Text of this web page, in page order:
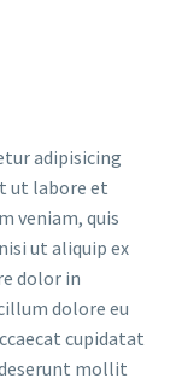
adipisicing
ut labore et
veniam, quis
ut aliquip ex
dolor in
dolore eu
cupidatat
mollit